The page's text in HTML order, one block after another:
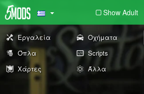
Show Adult
Εργαλεία Οχήματα
Όπλα
Scripts
Χάρτες
Άλλα